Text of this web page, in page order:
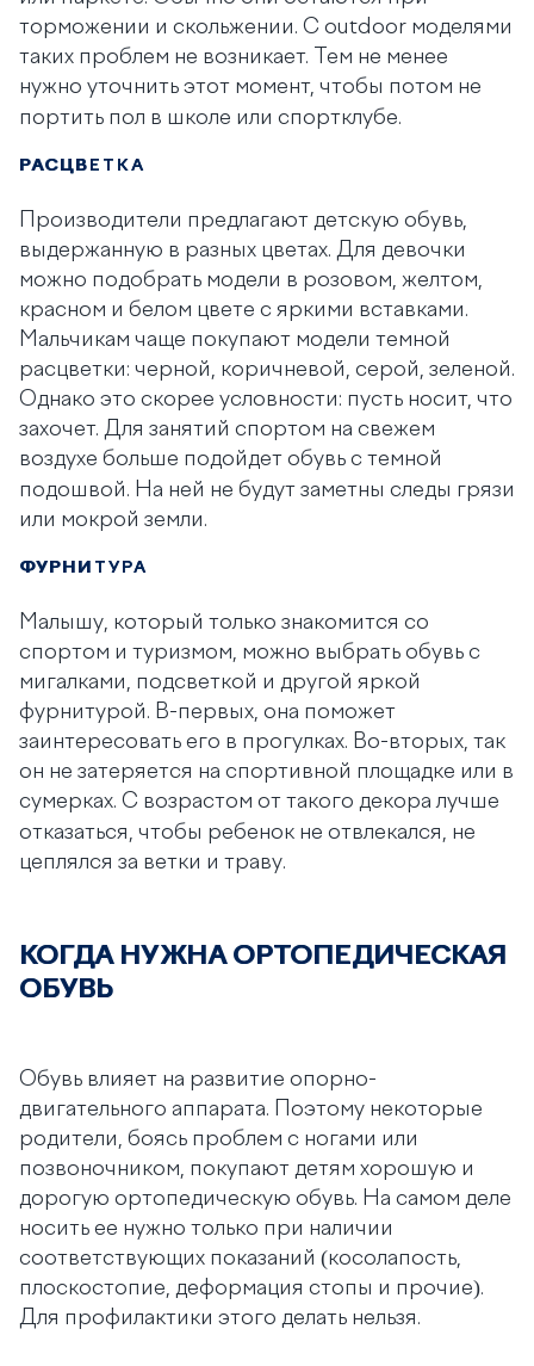
торможении и скольжении. С outdoor моделями
таких проблем не возникает. Тем не менее
нужно уточнить этот момент, чтобы потом не
портить пол в школе или спортклубе.
РАСЦВЕТКА
Производители предлагают детскую обувь,
выдержанную в разных цветах. Для девочки
можно подобрать модели в розовом, желтом,
красном и белом цвете с яркими вставками.
Мальчикам чаще покупают модели темной
расцветки: черной, коричневой, серой, зеленой.
Однако это скорее условности: пусть носит, что
захочет. Для занятий спортом на свежем
воздухе больше подойдет обувь с темной
подошвой. На ней не будут заметны следы грязи
или мокрой земли.
ФУРНИТУРА
Малышу, который только знакомится со
спортом и туризмом, можно выбрать обувь с
мигалками, подсветкой и другой яркой
фурнитурой. В-первых, она поможет
заинтересовать его в прогулках. Во-вторых, так
он не затеряется на спортивной площадке или в
сумерках. С возрастом от такого декора лучше
отказаться, чтобы ребенок не отвлекался, не
цеплялся за ветки и траву.
КОГДА НУЖНА ОРТОПЕДИЧЕСКАЯ
ОБУВЬ
Обувь влияет на развитие опорно-
двигательного аппарата. Поэтому некоторые
родители, боясь проблем с ногами или
позвоночником, покупают детям хорошую и
дорогую ортопедическую обувь. На самом деле
носить ее нужно только при наличии
соответствующих показаний (косолапость,
плоскостопие, деформация стопы и прочие).
Для профилактики этого делать нельзя.